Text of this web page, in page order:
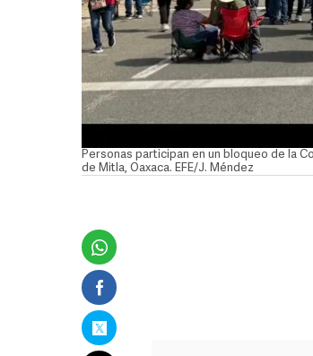
Personas participan en un bloqueo de la
de Mitla, Oaxaca. EFE/J. Méndez